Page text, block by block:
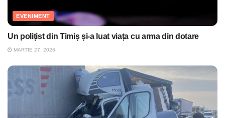
EVENIMENT
Un polițist din Timiș și-a luat viața cu arma din dotare
MARTIE 27, 2026